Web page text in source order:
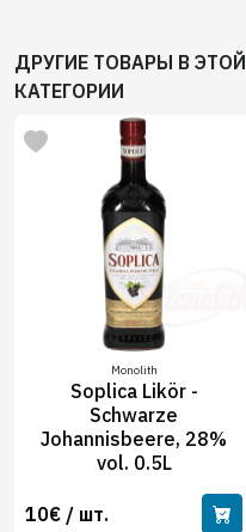
ДРУГИЕ ТОВАРЫ В ЭТОЙ
КАТЕГОРИИ
Monolith
Soplica Likör -
Schwarze
Johannisbeere, 28%
vol. 0.5L
10€ / шт.